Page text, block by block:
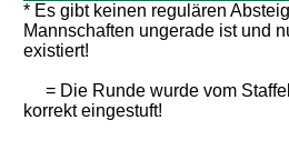
* Es gibt keinen regulären
Mannschaften ungerade ist und
existiert!
= Die Runde wurde vom
korrekt eingestuft!